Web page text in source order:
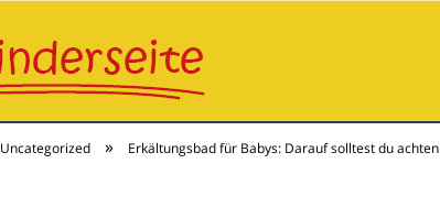
Uncategorized » Erkältungsbad für Babys: Darauf solltest du achten